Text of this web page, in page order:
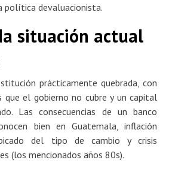
política devaluacionista.
situación actual
prácticamente quebrada, con
que el gobierno no cubre y un capital
Las consecuencias de un banco
bien en Guatemala, inflación
del tipo de cambio y crisis
(los mencionados años 80s).